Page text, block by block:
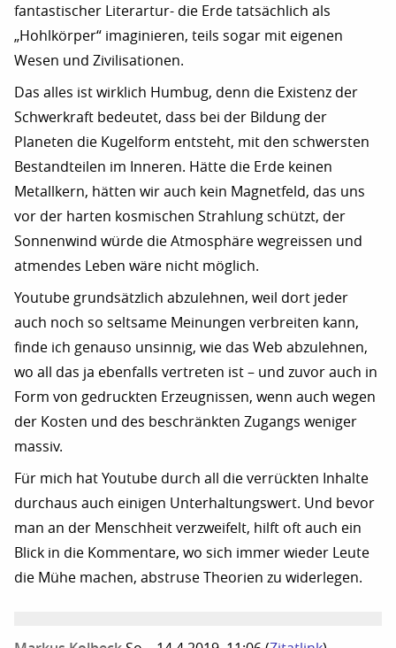
fantastischer Literartur- die Erde tatsächlich als
„Hohlkörper“ imaginieren, teils sogar mit eigenen
Wesen und Zivilisationen.
Das alles ist wirklich Humbug, denn die Existenz der
Schwerkraft bedeutet, dass bei der Bildung der
Planeten die Kugelform entsteht, mit den schwersten
Bestandteilen im Inneren. Hätte die Erde keinen
Metallkern, hätten wir auch kein Magnetfeld, das uns
vor der harten kosmischen Strahlung schützt, der
Sonnenwind würde die Atmosphäre wegreissen und
atmendes Leben wäre nicht möglich.
Youtube grundsätzlich abzulehnen, weil dort jeder
auch noch so seltsame Meinungen verbreiten kann,
finde ich genauso unsinnig, wie das Web abzulehnen,
wo all das ja ebenfalls vertreten ist – und zuvor auch in
Form von gedruckten Erzeugnissen, wenn auch wegen
der Kosten und des beschränkten Zugangs weniger
massiv.
Für mich hat Youtube durch all die verrückten Inhalte
durchaus auch einigen Unterhaltungswert. Und bevor
man an der Menschheit verzweifelt, hilft oft auch ein
Blick in die Kommentare, wo sich immer wieder Leute
die Mühe machen, abstruse Theorien zu widerlegen.